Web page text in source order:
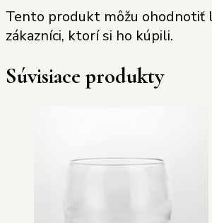
Tento produkt môžu ohodnotiť
zákazníci, ktorí si ho kúpili.
Súvisiace produkty